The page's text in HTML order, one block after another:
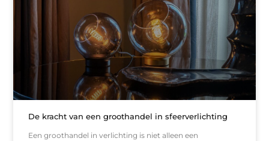
De kracht van een groothandel in sfeerverlichting
Een groothandel in verlichting is niet alleen een